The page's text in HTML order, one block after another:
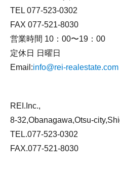
TEL 077-523-0302
FAX 077-521-8030
営業時間 10：00〜19：00
定休日 日曜日
Email:info@rei-realestate.com
REI.Inc.,
8-32,Obanagawa,Otsu-
TEL.077-523-0302
FAX.077-521-8030